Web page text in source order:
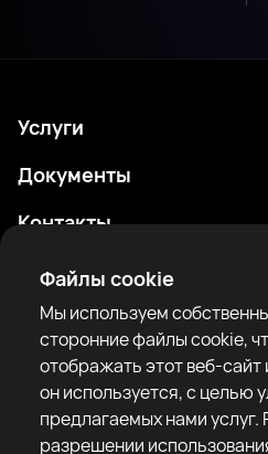
Файлы cookie
Мы используем
сторонние файлы cookie,
отображать этот веб-сайт
он используется, с целью
предлагаемых нами
разрешении
RTF United service limited
Услуги
Расписание
Боксеры
Рейтинги
Новости
Статьи
Sparring Finder
Документы
Политика
Уведомление о рисках
Правила сообщества
Контакты
support@rtfight.com
Приложения